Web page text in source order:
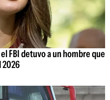
FBI detuvo a un hombre que
2026